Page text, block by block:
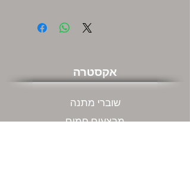
אקסטרה
שוברי מתנה
מבצעים חמים